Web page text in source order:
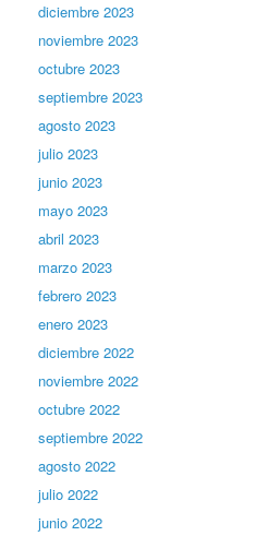
diciembre 2023
noviembre 2023
octubre 2023
septiembre 2023
agosto 2023
julio 2023
junio 2023
mayo 2023
abril 2023
marzo 2023
febrero 2023
enero 2023
diciembre 2022
noviembre 2022
octubre 2022
septiembre 2022
agosto 2022
julio 2022
junio 2022